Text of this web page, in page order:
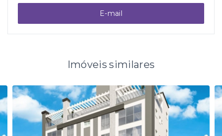
E-mail
Imóveis similares